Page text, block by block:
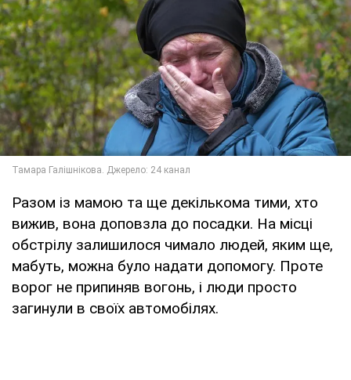
Разом із мамою та ще декількома тими, хто
вижив, вона доповзла до посадки. На місці
обстрілу залишилося чимало людей, яким ще,
мабуть, можна було надати допомогу. Проте
ворог не припиняв вогонь, і люди просто
загинули в своїх автомобілях.